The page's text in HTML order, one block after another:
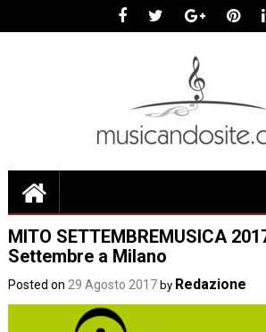
MITO SETTEMBREMUSICA
Settembre a Milano
Posted on 29 Agosto 2017 by Redazione